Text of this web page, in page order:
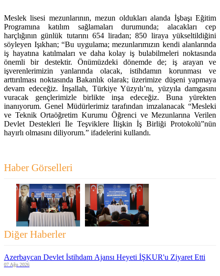
Meslek lisesi mezunlarının, mezun oldukları alanda İşbaşı Eğitim
Programına katılım sağlamaları durumunda; alacakları cep
harçlığının günlük tutarını 654 liradan; 850 liraya yükseltildiğini
söyleyen Işıkhan; “Bu uygulama; mezunlarımızın kendi alanlarında
iş hayatına katılmaları ve daha kolay iş bulabilmeleri noktasında
önemli bir destektir. Önümüzdeki dönemde de; iş arayan ve
işverenlerimizin yanlarında olacak, istihdamın korunması ve
arttırılması noktasında Bakanlık olarak; üzerimize düşeni yapmaya
devam edeceğiz. İnşallah, Türkiye Yüzyılı’nı, yüzyıla damgasını
vuracak gençlerimizle birlikte inşa edeceğiz. Buna yürekten
inanıyorum. Genel Müdürlerimiz tarafından imzalanacak “Mesleki
ve Teknik Ortaöğretim Kurumu Öğrenci ve Mezunlarına Verilen
Devlet Destekleri İle Teşviklere İlişkin İş Birliği Protokolü”nün
hayırlı olmasını diliyorum.” ifadelerini kullandı.
Haber Görselleri
Diğer Haberler
Azerbaycan Devlet İstihdam Ajansı Heyeti İŞKUR'u Ziyaret Etti
07 Ağu 2026